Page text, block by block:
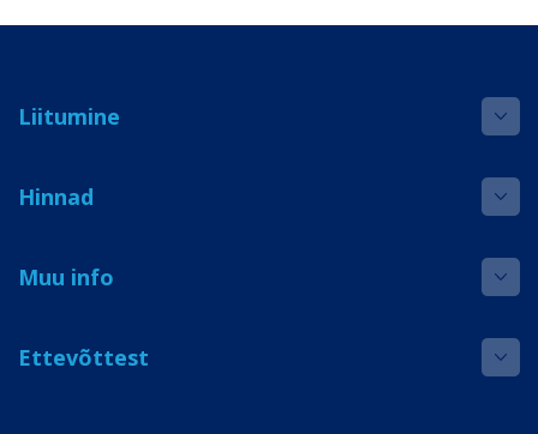
Liitumine
Hinnad
Muu info
Ettevõttest